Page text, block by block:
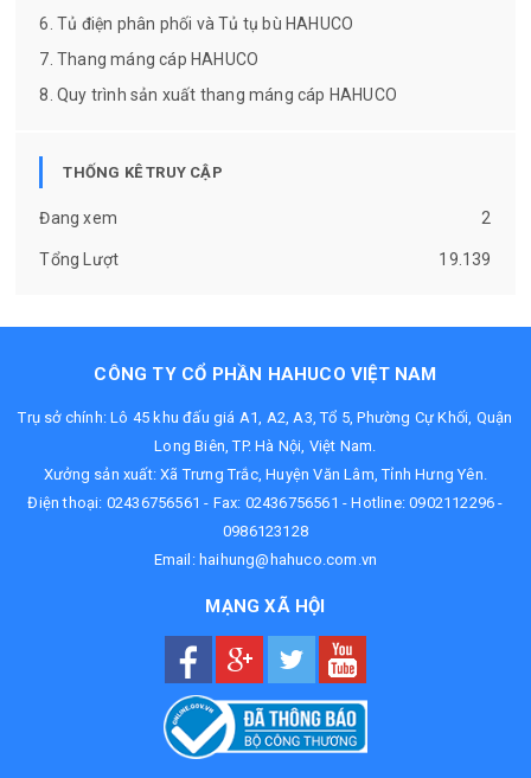
6. Tủ điện phân phối và Tủ tụ bù HAHUCO
7. Thang máng cáp HAHUCO
8. Quy trình sản xuất thang máng cáp HAHUCO
THỐNG KÊ TRUY CẬP
Đang xem 2
Tổng Lượt 19.139
CÔNG TY CỔ PHẦN HAHUCO VIỆT NAM
Trụ sở chính: Lô 45 khu đấu giá A1, A2, A3, Tổ 5, Phường Cự Khối, Quận
Long Biên, TP. Hà Nội, Việt Nam.
Xưởng sản xuất: Xã Trưng Trắc, Huyện Văn Lâm, Tỉnh Hưng Yên.
Điện thoại: 02436756561 - Fax: 02436756561 - Hotline:0902112296 -
0986123128
Email: haihung@hahuco.com.vn
MẠNG XÃ HỘI